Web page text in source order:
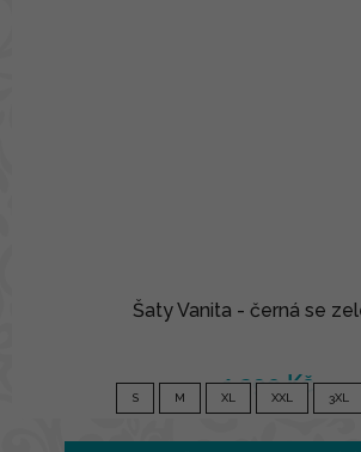
Šaty Vanita - černá se
1 290 Kč
S M XL XXL 3XL